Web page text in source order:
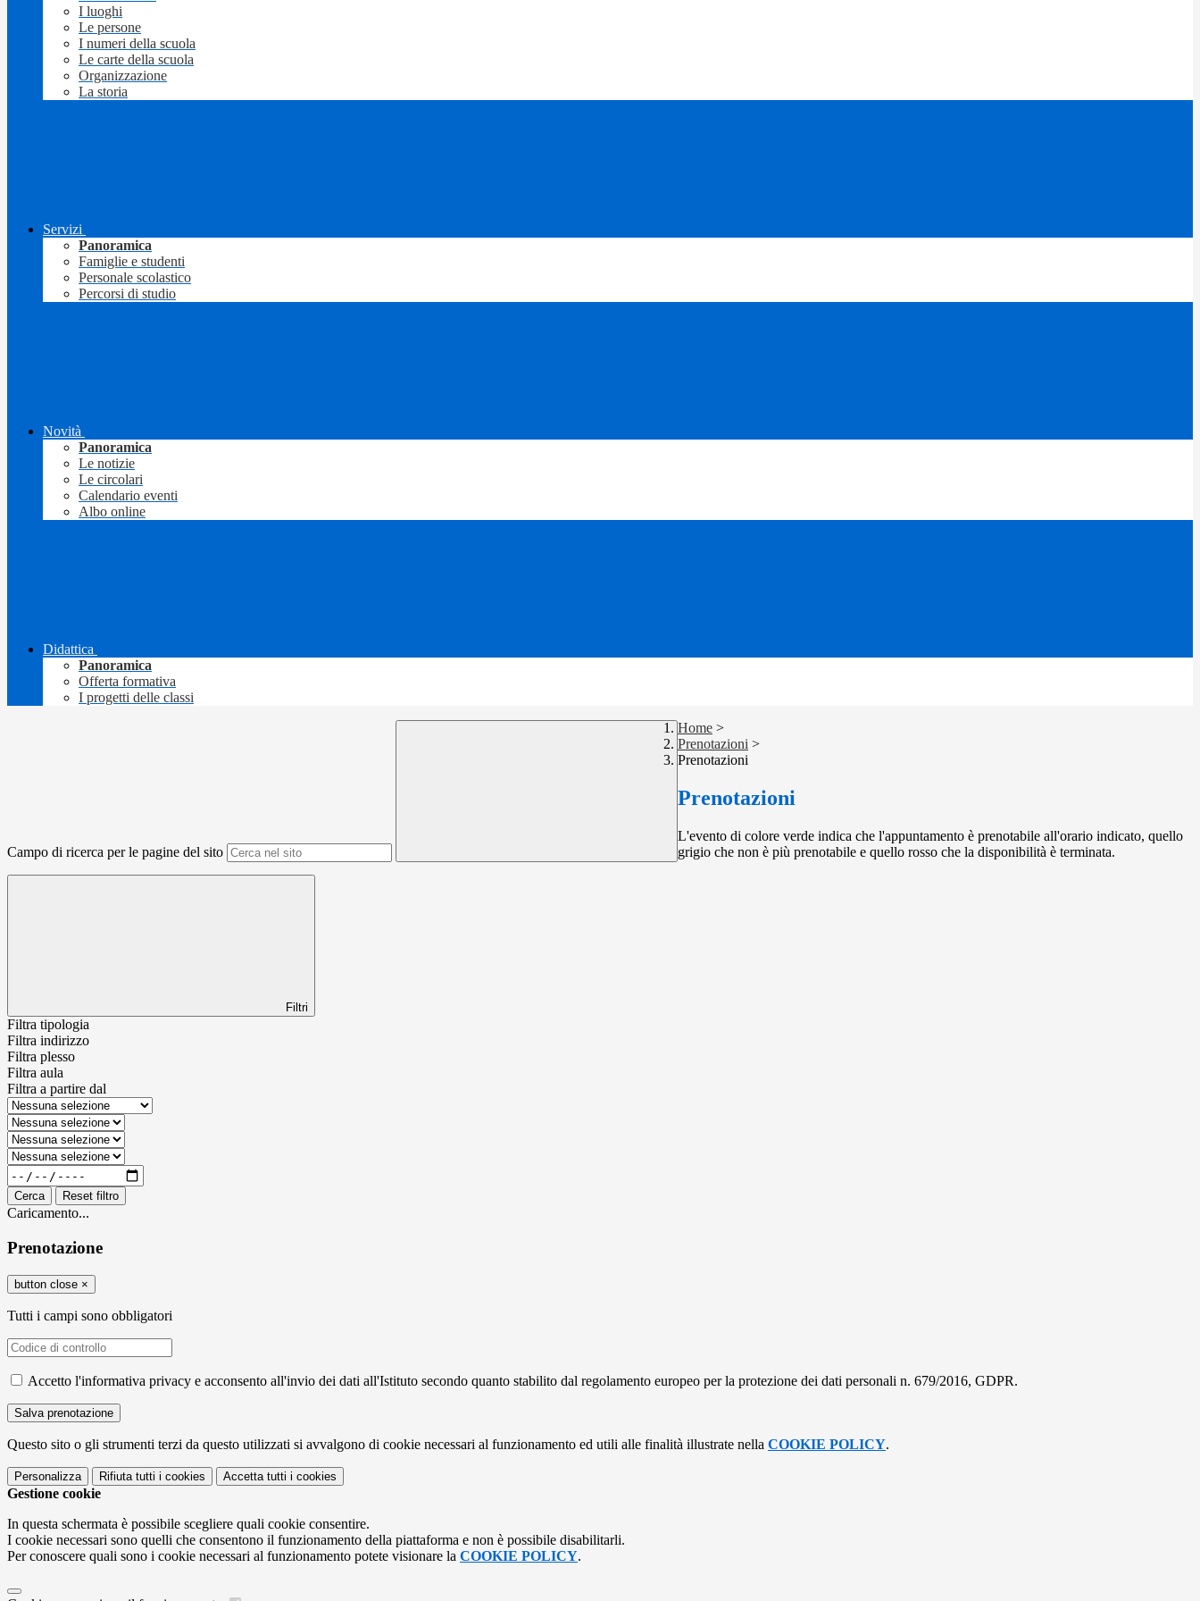
I luoghi
Le persone
I numeri della scuola
Le carte della scuola
Organizzazione
La storia
Servizi
Panoramica
Famiglie e studenti
Personale scolastico
Percorsi di studio
Novità
Panoramica
Le notizie
Le circolari
Calendario eventi
Albo online
Didattica
Panoramica
Offerta formativa
I progetti delle classi
Campo di ricerca per le pagine del sito
Home >
Prenotazioni >
Prenotazioni
Prenotazioni
L'evento di colore verde indica che l'appuntamento è prenotabile all'orario indicato, quello
grigio che non è più prenotabile e quello rosso che la disponibilità è terminata.
Filtri
Filtra tipologia
Filtra indirizzo
Filtra plesso
Filtra aula
Filtra a partire dal
Cerca Reset filtro
Caricamento...
Prenotazione
button close ×
Tutti i campi sono obbligatori
Accetto l'informativa privacy e acconsento all'invio dei dati all'Istituto secondo quanto stabilito dal regolamento europeo per la protezione dei dati personali n. 679/2016, GDPR.
Questo sito o gli strumenti terzi da questo utilizzati si avvalgono di cookie necessari al funzionamento ed utili alle finalità illustrate nella COOKIE POLICY.
Personalizza Rifiuta tutti i cookies Accetta tutti i cookies
Gestione cookie
In questa schermata è possibile scegliere quali cookie consentire.
I cookie necessari sono quelli che consentono il funzionamento della piattaforma e non è possibile disabilitarli.
Per conoscere quali sono i cookie necessari al funzionamento potete visionare la COOKIE POLICY.